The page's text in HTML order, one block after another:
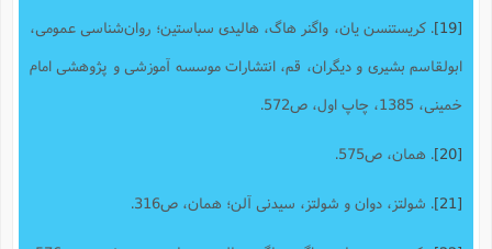
. کریستنسن یان، واگنر هاگ، هالیدی سباستین؛ روان‌شناسی عمومی،
ابولقاسم بشیری و دیگران، قم، انتشارات موسسه آموزشی و پژوهشی امام
خمینی، 1385، چاپ اول، ص572.
. همان، ص575.
. شولتز، دوان و شولتز، سیدنی آلن؛ همان، ص316.